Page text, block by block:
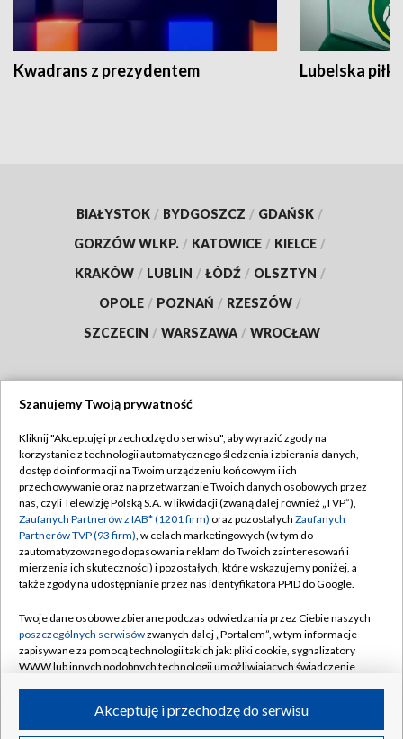
Kwadrans z prezydentem Lubelska piłka
BIAŁYSTOK / BYDGOSZCZ / GDAŃSK /
GORZÓW WLKP. / KATOWICE / KIELCE /
KRAKÓW / LUBLIN / ŁÓDŹ / OLSZTYN /
OPOLE / POZNAŃ / RZESZÓW /
SZCZECIN / WARSZAWA / WROCŁAW
TVP
Abonament TVP
Emisja w TVP
Centrum informacji TVP
Naziemna Telewizja Cyfrowa
Rada Programowa
System NOS
Informacje o nadawcy
Program dla prasy
Regulamin TVP
Polityka prywatności
Moje zgody
Pomoc
Kontakt
Kanały
Szanujemy Twoją prywatność
Kliknij "Akceptuję i przechodzę do serwisu", aby wyrazić zgody na
korzystanie z technologii automatycznego śledzenia i zbierania danych,
dostęp do informacji na Twoim urządzeniu końcowym i ich
przechowywanie oraz na przetwarzanie Twoich danych osobowych przez
nas, czyli Telewizję Polską S.A. w likwidacji (zwaną dalej również „TVP”),
Zaufanych Partnerów z IAB* (1201 firm) oraz pozostałych Zaufanych
Partnerów TVP (93 firm), w celach marketingowych (w tym do
zautomatyzowanego dopasowania reklam do Twoich zainteresowań i
mierzenia ich skuteczności) i pozostałych, które wskazujemy poniżej, a
także zgody na udostępnianie przez nas identyfikatora PPID do Google.
Twoje dane osobowe zbierane podczas odwiedzania przez Ciebie naszych
poszczególnych serwisówzwanych dalej „Portalem”, w tym informacje
zapisywane za pomocą technologii takich jak: pliki cookie, sygnalizatory
WWW lub innych podobnych technologii umożliwiających świadczenie
ruchu w Internecie.Akceptuję i przechodzę do serwisu